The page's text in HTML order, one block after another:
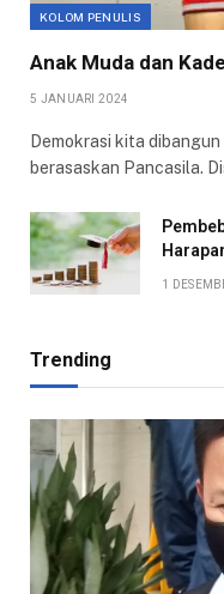
KOLOM PENULIS
Anak Muda dan
5 JANUARI 2024
Demokrasi kita
berasaskan Pancasila.
1
Trending